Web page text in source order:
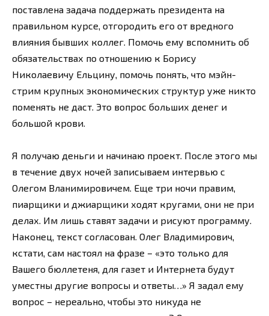
поставлена задача поддержать президента на
правильном курсе, отгородить его от вредного
влияния бывших коллег. Помочь ему вспомнить об
обязательствах по отношению к Борису
Николаевичу Ельцину, помочь понять, что мэйн-
стрим крупных экономических структур уже никто
поменять не даст. Это вопрос больших денег и
большой крови.
Я получаю деньги и начинаю проект. После этого мы
в течение двух ночей записываем интервью с
Олегом Вланимировичем. Еще три ночи правим,
пиарщики и джиарщики ходят кругами, они не при
делах. Им лишь ставят задачи и рисуют программу.
Наконец, текст согласован. Олег Владимирович,
кстати, сам настоял на фразе – «это только для
Вашего бюллетеня, для газет и Интернета будут
уместны другие вопросы и ответы…» Я задал ему
вопрос – нереально, чтобы это никуда не